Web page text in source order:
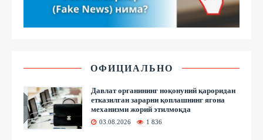
ОФИЦИАЛЬНО
Давлат органининг ноқонуний қароридан
етказилган зарарни қоплашнинг ягона
механизми жорий этилмоқда
03.08.2026 1 836